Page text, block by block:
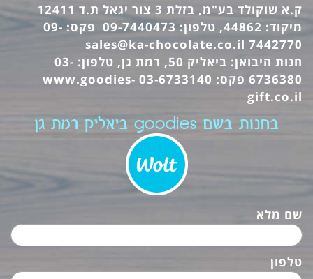
ק.א שוקולד בע"מ, בזלת 3 צור יגאל ת.ד 12411
מיקוד: 44862, טלפון: 09-7440473 פקס: 09-
7442770
sales@ka-chocolate.co.il
חנות היבואן: ביאליק 50, רמת גן, טלפון: 03-
6736380 פקס: 03-6733140
www.goodies-
gift.co.il
בחנות בשם goodies ביאליק רמת גן
שם מלא
טלפון